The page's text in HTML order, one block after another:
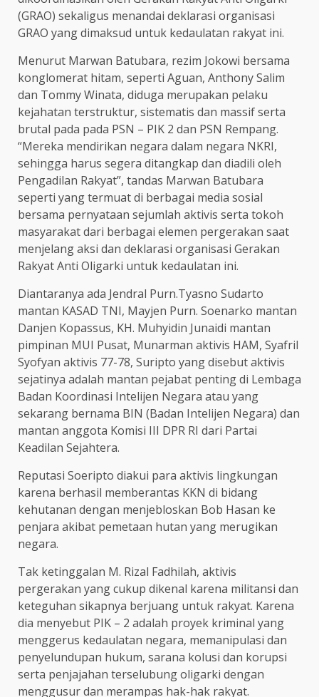
(GRAO) sekaligus menandai deklarasi organisasi
GRAO yang dimaksud untuk kedaulatan rakyat ini.
Menurut Marwan Batubara, rezim Jokowi bersama
konglomerat hitam, seperti Aguan, Anthony Salim
dan Tommy Winata, diduga merupakan pelaku
kejahatan terstruktur, sistematis dan massif serta
brutal pada pada PSN – PIK 2 dan PSN Rempang.
“Mereka mendirikan negara dalam negara NKRI,
sehingga harus segera ditangkap dan diadili oleh
Pengadilan Rakyat”, tandas Marwan Batubara
seperti yang termuat di berbagai media sosial
bersama pernyataan sejumlah aktivis serta tokoh
masyarakat dari berbagai elemen pergerakan saat
menjelang aksi dan deklarasi organisasi Gerakan
Rakyat Anti Oligarki untuk kedaulatan ini.
Diantaranya ada Jendral Purn.Tyasno Sudarto
mantan KASAD TNI, Mayjen Purn. Soenarko mantan
Danjen Kopassus, KH. Muhyidin Junaidi mantan
pimpinan MUI Pusat, Munarman aktivis HAM, Syafril
Syofyan aktivis 77-78, Suripto yang disebut aktivis
sejatinya adalah mantan pejabat penting di Lembaga
Badan Koordinasi Intelijen Negara atau yang
sekarang bernama BIN (Badan Intelijen Negara) dan
mantan anggota Komisi III DPR RI dari Partai
Keadilan Sejahtera.
Reputasi Soeripto diakui para aktivis lingkungan
karena berhasil memberantas KKN di bidang
kehutanan dengan menjebloskan Bob Hasan ke
penjara akibat pemetaan hutan yang merugikan
negara.
Tak ketinggalan M. Rizal Fadhilah, aktivis
pergerakan yang cukup dikenal karena militansi dan
keteguhan sikapnya berjuang untuk rakyat. Karena
dia menyebut PIK – 2 adalah proyek kriminal yang
menggerus kedaulatan negara, memanipulasi dan
penyelundupan hukum, sarana kolusi dan korupsi
serta penjajahan terselubung oligarki dengan
menggusur dan merampas hak-hak rakyat.